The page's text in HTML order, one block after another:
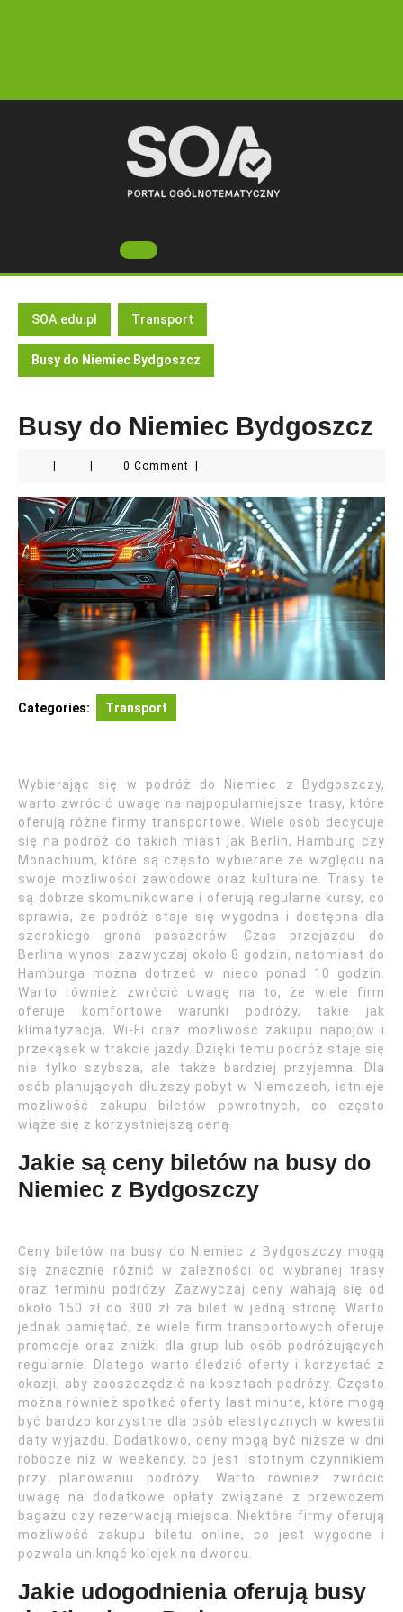
Open
Button
SOA.edu.pl Transport
Busy do Niemiec Bydgoszcz
Busy do Niemiec Bydgoszcz
0 Comment
Categories: Transport
Wybierając się w podróż do Niemiec z Bydgoszczy,
warto zwrócić uwagę na najpopularniejsze trasy, które
oferują różne firmy transportowe. Wiele osób decyduje
się na podróż do takich miast jak Berlin, Hamburg czy
Monachium, które są często wybierane ze względu na
swoje możliwości zawodowe oraz kulturalne. Trasy te
są dobrze skomunikowane i oferują regularne kursy, co
sprawia, że podróż staje się wygodna i dostępna dla
szerokiego grona pasażerów. Czas przejazdu do
Berlina wynosi zazwyczaj około 8 godzin, natomiast do
Hamburga można dotrzeć w nieco ponad 10 godzin.
Warto również zwrócić uwagę na to, że wiele firm
oferuje komfortowe warunki podróży, takie jak
klimatyzacja, Wi-Fi oraz możliwość zakupu napojów i
przekąsek w trakcie jazdy. Dzięki temu podróż staje się
nie tylko szybsza, ale także bardziej przyjemna. Dla
osób planujących dłuższy pobyt w Niemczech, istnieje
możliwość zakupu biletów powrotnych, co często
wiąże się z korzystniejszą ceną.
Jakie są ceny biletów na busy do
Niemiec z Bydgoszczy
Ceny biletów na busy do Niemiec z Bydgoszczy mogą
się znacznie różnić w zależności od wybranej trasy
oraz terminu podróży. Zazwyczaj ceny wahają się od
około 150 zł do 300 zł za bilet w jedną stronę. Warto
jednak pamiętać, że wiele firm transportowych oferuje
promocje oraz zniżki dla grup lub osób podróżujących
regularnie. Dlatego warto śledzić oferty i korzystać z
okazji, aby zaoszczędzić na kosztach podróży. Często
można również spotkać oferty last minute, które mogą
być bardzo korzystne dla osób elastycznych w kwestii
daty wyjazdu. Dodatkowo, ceny mogą być niższe w dni
robocze niż w weekendy, co jest istotnym czynnikiem
przy planowaniu podróży. Warto również zwrócić
uwagę na dodatkowe opłaty związane z przewozem
bagażu czy rezerwacją miejsca. Niektóre firmy oferują
możliwość zakupu biletu online, co jest wygodne i
pozwala uniknąć kolejek na dworcu.
Jakie udogodnienia oferują busy